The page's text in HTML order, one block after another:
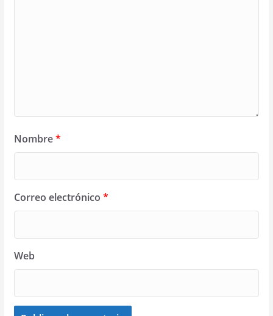
Nombre*
Correo electrónico *
Web